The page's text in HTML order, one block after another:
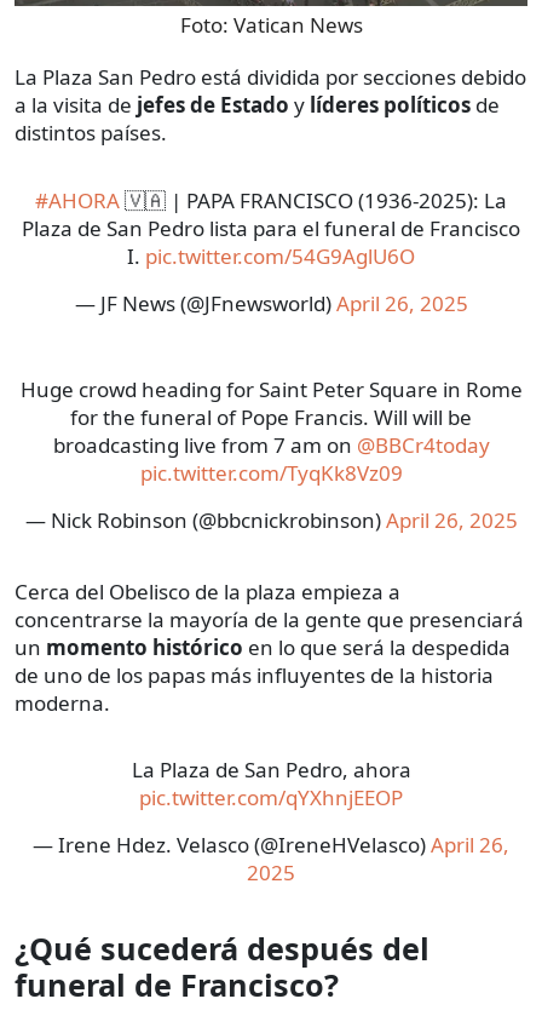
Foto: Vatican News
La Plaza San Pedro está dividida por secciones debido
a la visita de jefes de Estado y líderes políticos de
distintos países.
#AHORA🇻🇦 | PAPA FRANCISCO (1936-2025): La
Plaza de San Pedro lista para el funeral de Francisco
I. pic.twitter.com/54G9AglU6O
— JF News (@JFnewsworld)April 26, 2025
Huge crowd heading for Saint Peter Square in Rome
for the funeral of Pope Francis. Will will be
broadcasting live from 7 am ⁦on ⁦ @BBCr4today
pic.twitter.com/TyqKk8Vz09
— Nick Robinson (@bbcnickrobinson)April 26, 2025
Cerca del Obelisco de la plaza empieza a
concentrarse la mayoría de la gente que presenciará
un momento histórico en lo que será la despedida
de uno de los papas más influyentes de la historia
moderna.
La Plaza de San Pedro, ahora
pic.twitter.com/qYXhnjEEOP
— Irene Hdez. Velasco (@IreneHVelasco)April 26,
2025
¿Qué sucederá después del
funeral de Francisco?